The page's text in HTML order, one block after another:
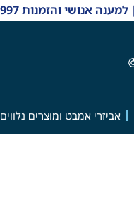
אביזרי אמבט ומוצרים נלווים